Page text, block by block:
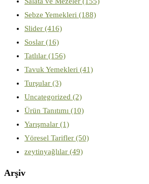
Sebze Yemekleri (188)
Slider (416)
Soslar (16)
Tatlılar (156)
Tavuk Yemekleri (41)
Turşular (3)
Uncategorized (2)
Ürün Tanıtımı (10)
Yarışmalar (1)
Yöresel Tarifler (50)
zeytinyağlılar (49)
Arşiv